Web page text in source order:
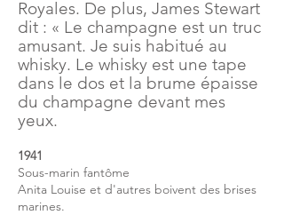
Royales. De plus, James Stewart
dit : « Le champagne est un truc
amusant. Je suis habitué au
whisky. Le whisky est une tape
dans le dos et la brume épaisse
du champagne devant mes
yeux.
1941
Sous-marin fantôme
Anita Louise et d'autres boivent des brises
marines.